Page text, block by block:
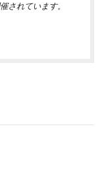
されています。